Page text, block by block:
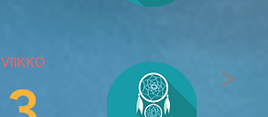
VIIKKO >